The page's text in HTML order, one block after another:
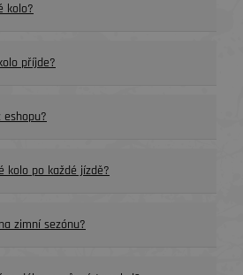
kolo?
příjde?
kolo po každé jízdě?
zimní sezónu?